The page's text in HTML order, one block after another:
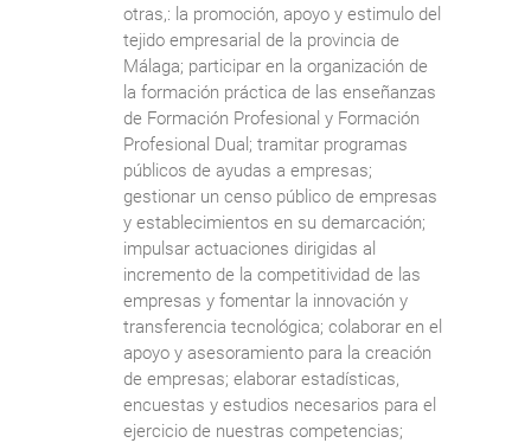
otras,: la promoción, apoyo y estimulo del
tejido empresarial de la provincia de
Málaga; participar en la organización de
la formación práctica de las enseñanzas
de Formación Profesional y Formación
Profesional Dual; tramitar programas
públicos de ayudas a empresas;
gestionar un censo público de empresas
y establecimientos en su demarcación;
impulsar actuaciones dirigidas al
incremento de la competitividad de las
empresas y fomentar la innovación y
transferencia tecnológica; colaborar en el
apoyo y asesoramiento para la creación
de empresas; elaborar estadísticas,
encuestas y estudios necesarios para el
ejercicio de nuestras competencias;